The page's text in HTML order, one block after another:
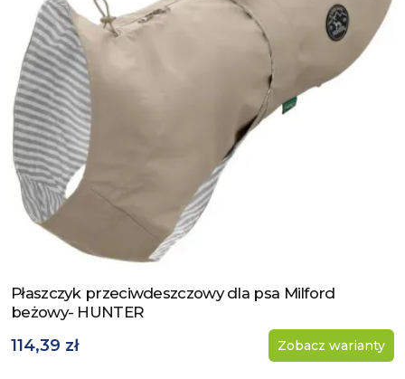
Zobacz produkt
Płaszczyk przeciwdeszczowy dla psa Milford
beżowy- HUNTER
114,39 zł Zobacz warianty